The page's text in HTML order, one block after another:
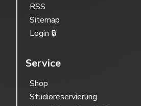
RSS
Sitemap
Login 🔒
Service
Shop
Studioreservierung